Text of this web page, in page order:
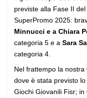
previste alla Fase II
SuperPromo 2025:
Minnucci e a Chiara
categoria 5 e a Sara
categoria 4.
Nel frattempo la
dove è stata previsto
Giochi Giovanili Fisr;